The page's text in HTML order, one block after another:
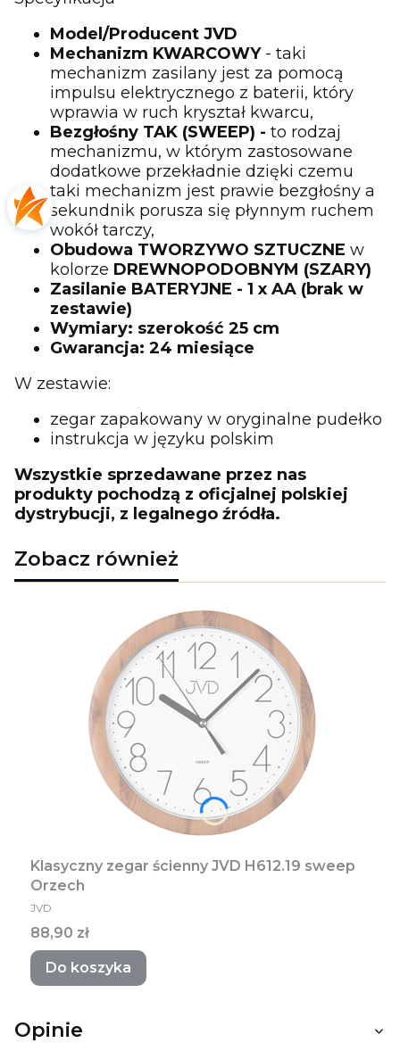
Model/Producent JVD
Mechanizm KWARCOWY- taki
mechanizm zasilany jest za pomocą
impulsu elektrycznego z baterii, który
wprawia w ruch kryształ kwarcu,
Bezgłośny TAK (SWEEP) - to rodzaj
mechanizmu, w którym zastosowane
dodatkowe przekładnie dzięki czemu
taki mechanizm jest prawie bezgłośny a
sekundnik porusza się płynnym ruchem
wokół tarczy,
Obudowa TWORZYWO SZTUCZNE w
kolorze DREWNOPODOBNYM (SZARY)
Zasilanie BATERYJNE - 1 x AA (brak w
zestawie)
Wymiary: szerokość 25 cm
Gwarancja: 24 miesiące
W zestawie:
zegar zapakowany w oryginalne pudełko
instrukcja w języku polskim
Wszystkie sprzedawane przez nas
produkty pochodzą z oficjalnej polskiej
dystrybucji, z legalnego źródła.
Zobacz również
Klasyczny zegar ścienny JVD H612.19 sweep
Orzech
PRODUCENT
JVD
Cena
88,90 zł
Do koszyka
Opinie